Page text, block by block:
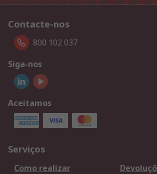
Contacte-nos
800 102 037
Siga-nos
Aceitamos
Serviços
Como realizar